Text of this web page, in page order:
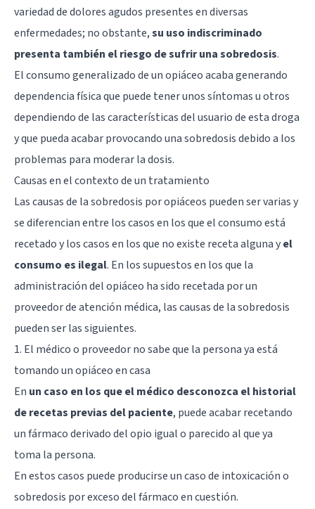
variedad de dolores agudos presentes en diversas
enfermedades; no obstante,su uso indiscriminado
presenta también el riesgo de sufrir una sobredosis.
El consumo generalizado de un opiáceo acaba generando
dependencia física que puede tener unos síntomas u otros
dependiendo de las características del usuario de esta droga
y que pueda acabar provocando una sobredosis debido a los
problemas para moderar la dosis.
Causas en el contexto de un tratamiento
Las causas de la sobredosis por opiáceos pueden ser varias y
se diferencian entre los casos en los que el consumo está
recetado y los casos en los que no existe receta alguna yel
consumo es ilegal. En los supuestos en los que la
administración del opiáceo ha sido recetada por un
proveedor de atención médica, las causas de la sobredosis
pueden ser las siguientes.
1. El médico o proveedor no sabe que la persona ya está
tomando un opiáceo en casa
En un caso en los que el médico desconozca el historial
de recetas previas del paciente, puede acabar recetando
un fármaco derivado del opio igual o parecido al que ya
toma la persona.
En estos casos puede producirse un caso de intoxicación o
sobredosis por exceso del fármaco en cuestión.